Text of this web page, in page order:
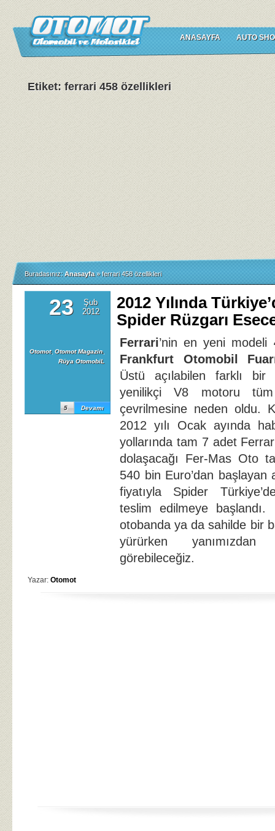
ANASAYFA AUTO
Etiket: ferrari 458 özellikleri
Buradasınız: Anasayfa » ferrari 458 özellikleri
23
Şub
2012
Otomot, Otomot Magazin,
Rüya OtomobiL
Devamı
5
2012 Yılında
Spider Rüzgarı
Ferrari’nin en yeni modeli
Frankfurt Otomobil
Üstü açılabilen farklı
yenilikçi V8 motoru
çevrilmesine neden oldu.
2012 yılı Ocak ayında
yollarında tam 7 adet
dolaşacağı Fer-Mas Oto
540 bin Euro’dan başlayan
fiyatıyla Spider
teslim edilmeye
otobanda ya da sahilde bir
yürürken
görebileceğiz.
Yazar: Otomot